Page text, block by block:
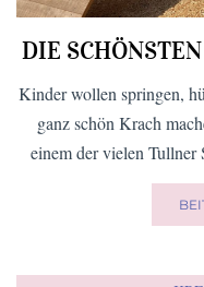
DIE
Kinder wollen springen,
ganz schön Krach machen. Das geht natürlich am
einem der vielen Tullner